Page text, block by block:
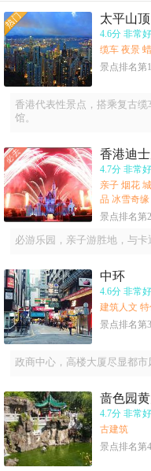
太平山顶
4.6分 非常好
缆车 夜景
景点排名第1
香港代表性景点，搭乘复古
馆。
香港迪
4.7分 非常好
亲子 烟花
品 冰雪奇
景点排名第2
必游乐园，亲子游胜地，与卡
中环
4.6分 非常好
建筑人文
景点排名第3
政商中心，高楼大厦尽显都市
啬色园
4.7分 非常好
古建筑
景点排名第4